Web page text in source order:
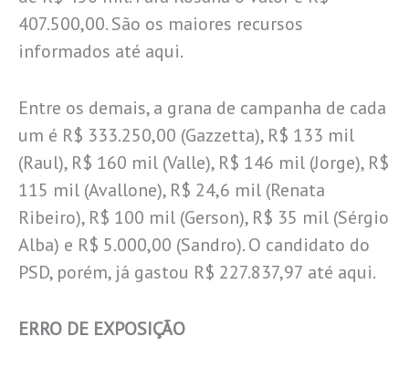
407.500,00. São os maiores recursos
informados até aqui.
Entre os demais, a grana de campanha de cada
um é R$ 333.250,00 (Gazzetta), R$ 133 mil
(Raul), R$ 160 mil (Valle), R$ 146 mil (Jorge), R$
115 mil (Avallone), R$ 24,6 mil (Renata
Ribeiro), R$ 100 mil (Gerson), R$ 35 mil (Sérgio
Alba) e R$ 5.000,00 (Sandro). O candidato do
PSD, porém, já gastou R$ 227.837,97 até aqui.
ERRO DE EXPOSIÇÃO